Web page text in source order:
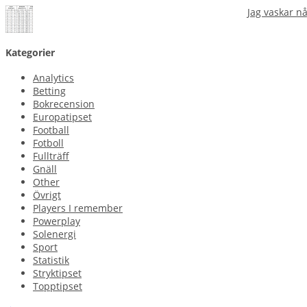
Jag vaskar
Kategorier
Analytics
Betting
Bokrecension
Europatipset
Football
Fotboll
Fullträff
Gnäll
Other
Övrigt
Players I remember
Powerplay
Solenergi
Sport
Statistik
Stryktipset
Topptipset